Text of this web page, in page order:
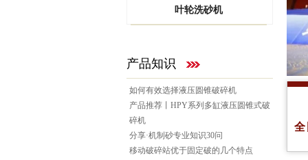
叶轮洗砂机
产品知识
如何有效选择液压圆锥破碎机
产品推荐丨HPY系列多缸液压圆锥式破
碎机
分享·机制砂专业知识30问
移动破碎站优于固定破的几个特点